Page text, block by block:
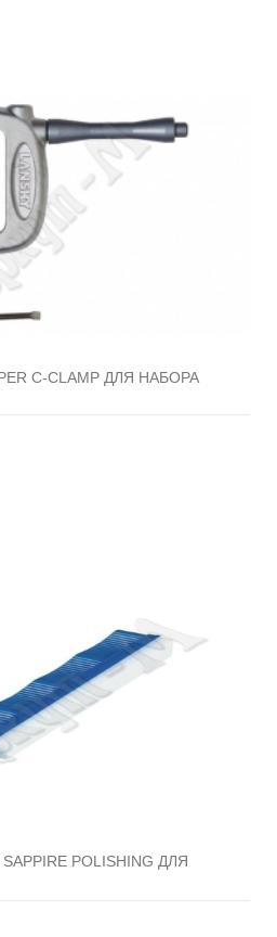
C-CLAMP ДЛЯ НАБОРА
POLISHING ДЛЯ